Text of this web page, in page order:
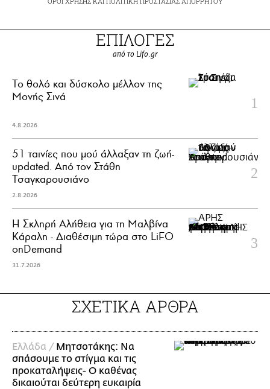
ΕΠΙΛΟΓΕΣ
από το Lifo.gr
Το θολό και δύσκολο μέλλον της
Μονής Σινά
4.8.2026
51 ταινίες που μού άλλαξαν τη ζωή-
updated. Aπό τον Στάθη
Τσαγκαρουσιάνο
2.8.2026
Η Σκληρή Αλήθεια για τη Μαλβίνα
Κάραλη - Διαθέσιμη τώρα στo LiFO
onDemand
31.7.2026
ΣΧΕΤΙΚΑ ΑΡΘΡΑ
Ελλάδα / Μητσοτάκης: Να
σπάσουμε το στίγμα και τις
προκαταλήψεις- Ο καθένας
δικαιούται δεύτερη ευκαιρία